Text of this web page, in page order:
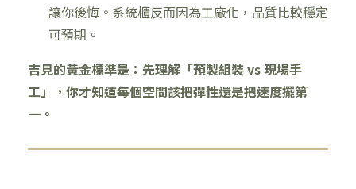
讓你後悔。系統櫃反而因為工廠化，品質比較穩定
可預期。
吉見的黃金標準是：先理解「預製組裝 vs 現場手
工」，你才知道每個空間該把彈性還是把速度擺第
一。